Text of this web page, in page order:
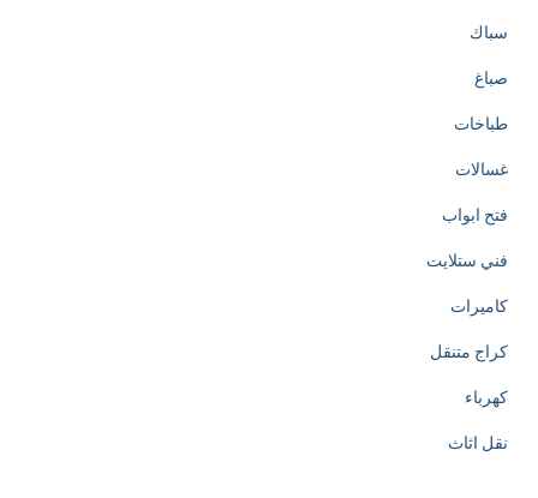
سباك
صباغ
طباخات
غسالات
فتح ابواب
فني ستلايت
كاميرات
كراج متنقل
كهرباء
نقل اثاث